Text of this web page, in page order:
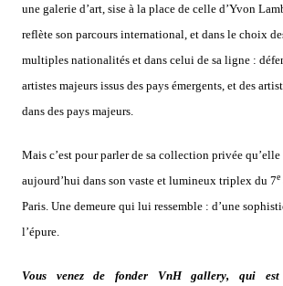
une galerie d’art, sise à la place de celle d’Yvon
reflète son parcours international, et dans le choix
multiples nationalités et dans celui de sa ligne :
artistes majeurs issus des pays émergents, et des
dans des pays majeurs.
Mais c’est pour parler de sa collection privée
aujourd’hui dans son vaste et lumineux triplex du 7e
Paris. Une demeure qui lui ressemble : d’une
l’épure.
Vous venez de fonder VnH gallery, qui est